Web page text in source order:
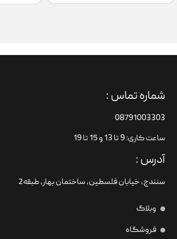
شماره تماس :
08791003303
ساعت کاری: 9 تا 13 و 15 تا 19
آدرس :
سنندج، خیابان فلسطین،‌ ساختمان بهار، طبقه2
وبلاگ
فروشگاه